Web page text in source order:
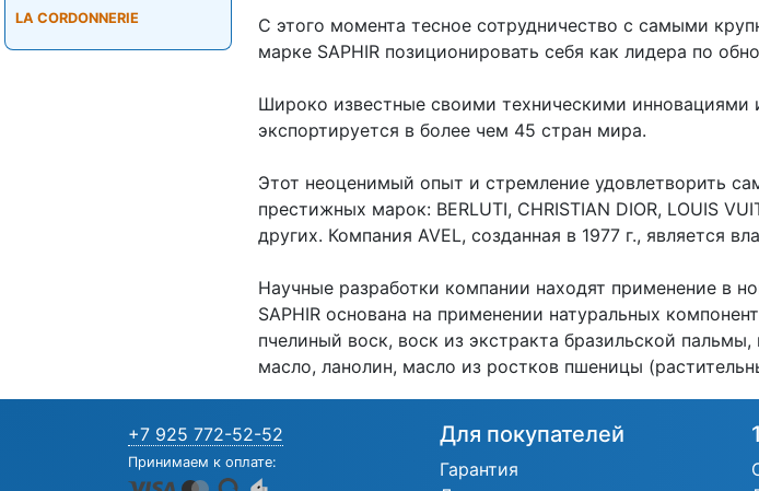
LA CORDONNERIE
С этого момента тесное сотрудничество с самыми
марке SAPHIR позиционировать себя как лидера по
Широко известные своими техническими инновациями
экспортируется в более чем 45 стран мира.
Этот неоценимый опыт и стремление удовлетворить
престижных марок: BERLUTI, CHRISTIAN DIOR, LOUIS
других. Компания AVEL, созданная в 1977 г., является
Научные разработки компании находят применение в
SAPHIR основана на применении натуральных
пчелиный воск, воск из экстракта бразильской
масло, ланолин, масло из ростков пшеницы
+7 925 772-52-52
Принимаем к оплате:
Для покупателей
Гарантия